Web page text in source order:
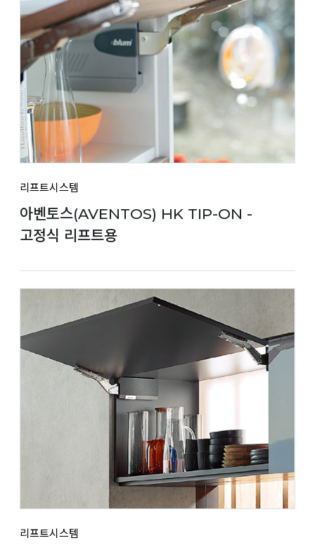
리프트시스템
아벤토스(AVENTOS) HK TIP-ON -
고정식 리프트용
리프트시스템